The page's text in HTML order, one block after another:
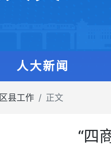
人大新闻
区县工作 正文
“四